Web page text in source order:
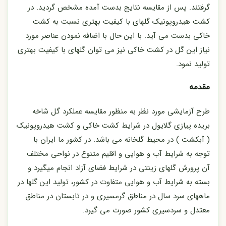
گرفتند. پس از مقایسه نتایج بدست آمده مشخص گردید. در
کشت هیدروپونیک گلهای با کیفیت بهتری نسبت به کشت
خاکی بدست می آید. با این حال با اضافه نمودن عناصر مورد
نیاز این گل در کشت خاکی نیز می توان گلهای با کیفیت بهتری
تولید نمود.
مقدمه
طرح آزمایشی مورد نظر به منظور مقایسه عملکرد گل شاخه
بریده پیازی گلایول در شرایط کشت خاکی و کشت هیدروپونیک
( آبکشت ) در محیط گلخانه می باشد. در کشور ما ایران با
توجه به شرایط آب و هوایی و اقلیم متنوع در نواحی مختلف
آن پرورش گلهای زینتی در شرایط فضای آزاد انجام میگیرد و
بسته به شرایط آب و هوایی متفاوت در کشور، تولید این گلها در
ماههای سرد سال در مناطق گرمسیری و در تابستان در مناطق
معتدل و سردسیری کشور صورت می گیرد.